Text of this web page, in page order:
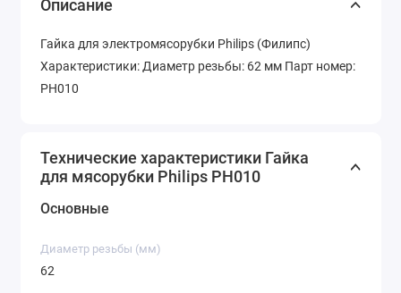
Описание
Гайка для электромясорубки Philips (Филипс)
Характеристики: Диаметр резьбы: 62 мм Парт номер:
PH010
Технические характеристики Гайка
для мясорубки Philips PH010
Основные
Диаметр резьбы (мм)
62